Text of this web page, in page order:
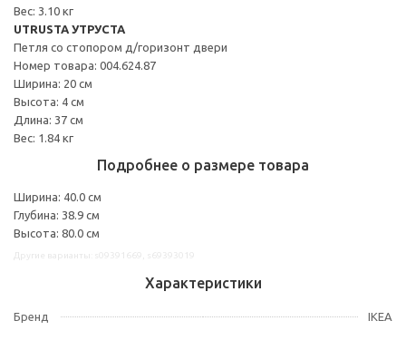
Вес: 3.10 кг
UTRUSTA УТРУСТА
Петля со стопором д/горизонт двери
Номер товара: 004.624.87
Ширина: 20 см
Высота: 4 см
Длина: 37 см
Вес: 1.84 кг
Подробнее о размере товара
Ширина: 40.0 см
Глубина: 38.9 см
Высота: 80.0 см
Характеристики
Бренд IKEA